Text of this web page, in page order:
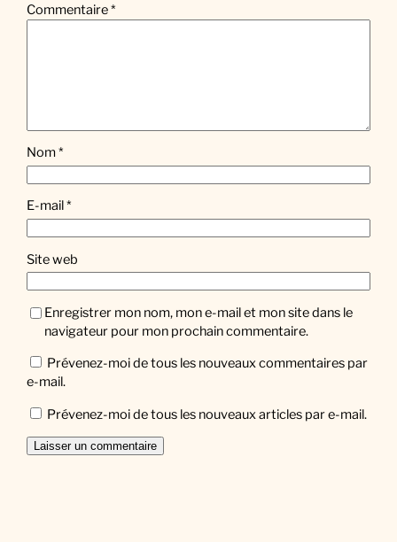
Commentaire*
Nom*
E-mail*
Site web
Enregistrer mon nom, mon e-mail et mon site dans le
navigateur pour mon prochain commentaire.
Prévenez-moi de tous les nouveaux commentaires par
e-mail.
Prévenez-moi de tous les nouveaux articles par e-mail.